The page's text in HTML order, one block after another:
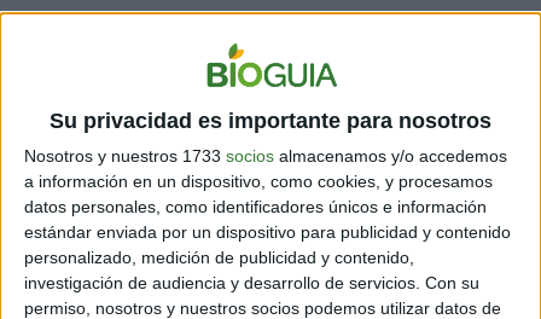
Su privacidad es importante para nosotros
Nosotros y nuestros 1733 socios almacenamos y/o accedemos
a información en un dispositivo, como cookies, y procesamos
datos personales, como identificadores únicos e información
estándar enviada por un dispositivo para publicidad y contenido
personalizado, medición de publicidad y contenido,
investigación de audiencia y desarrollo de servicios. Con su
permiso, nosotros y nuestros socios podemos utilizar datos de
Además del financiamiento, en Roma se discutirá la
el cumplimiento de los compromisos nacionales de
biodiversidad. A pesar de que los países deben
presentar sus estrategias nacionales de biodiversidad
y planes de acción (NBSAPs), solo 44 de los 196
signatarios del convenio han cumplido con esta
obligación, lo que evidencia una brecha significativa en
la implementación.